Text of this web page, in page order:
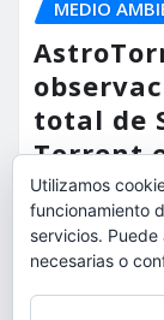
MEDIO
total de
Torrent
las vías
torrent al
Utilizamos
funcionamiento
servicios.
necesarias o